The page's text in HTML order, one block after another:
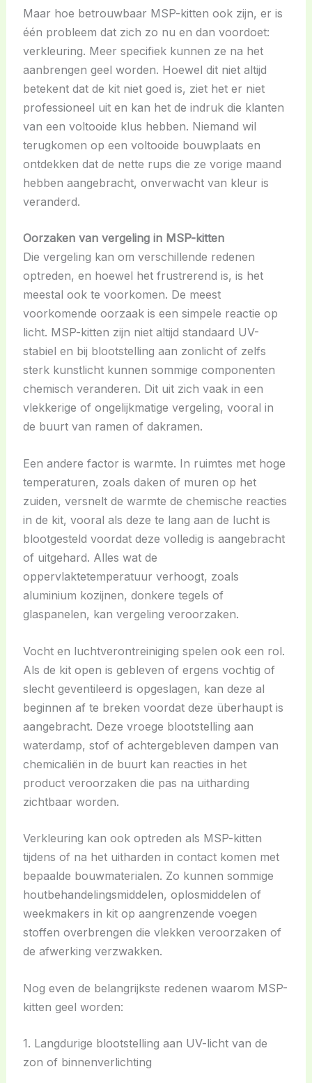
Maar hoe betrouwbaar MSP-kitten ook zijn, er is
één probleem dat zich zo nu en dan voordoet:
verkleuring. Meer specifiek kunnen ze na het
aanbrengen geel worden. Hoewel dit niet altijd
betekent dat de kit niet goed is, ziet het er niet
professioneel uit en kan het de indruk die klanten
van een voltooide klus hebben. Niemand wil
terugkomen op een voltooide bouwplaats en
ontdekken dat de nette rups die ze vorige maand
hebben aangebracht, onverwacht van kleur is
veranderd.
Oorzaken van vergeling in MSP-kitten
Die vergeling kan om verschillende redenen
optreden, en hoewel het frustrerend is, is het
meestal ook te voorkomen. De meest
voorkomende oorzaak is een simpele reactie op
licht. MSP-kitten zijn niet altijd standaard UV-
stabiel en bij blootstelling aan zonlicht of zelfs
sterk kunstlicht kunnen sommige componenten
chemisch veranderen. Dit uit zich vaak in een
vlekkerige of ongelijkmatige vergeling, vooral in
de buurt van ramen of dakramen.
Een andere factor is warmte. In ruimtes met hoge
temperaturen, zoals daken of muren op het
zuiden, versnelt de warmte de chemische reacties
in de kit, vooral als deze te lang aan de lucht is
blootgesteld voordat deze volledig is aangebracht
of uitgehard. Alles wat de
oppervlaktetemperatuur verhoogt, zoals
aluminium kozijnen, donkere tegels of
glaspanelen, kan vergeling veroorzaken.
Vocht en luchtverontreiniging spelen ook een rol.
Als de kit open is gebleven of ergens vochtig of
slecht geventileerd is opgeslagen, kan deze al
beginnen af te breken voordat deze überhaupt is
aangebracht. Deze vroege blootstelling aan
waterdamp, stof of achtergebleven dampen van
chemicaliën in de buurt kan reacties in het
product veroorzaken die pas na uitharding
zichtbaar worden.
Verkleuring kan ook optreden als MSP-kitten
tijdens of na het uitharden in contact komen met
bepaalde bouwmaterialen. Zo kunnen sommige
houtbehandelingsmiddelen, oplosmiddelen of
weekmakers in kit op aangrenzende voegen
stoffen overbrengen die vlekken veroorzaken of
de afwerking verzwakken.
Nog even de belangrijkste redenen waarom MSP-
kitten geel worden:
1. Langdurige blootstelling aan UV-licht van de
zon of binnenverlichting